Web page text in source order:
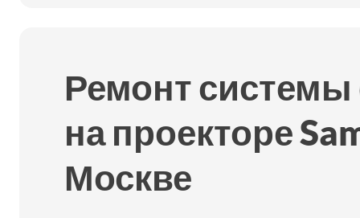
Ремонт
на проекторе
Москве
Ремонт Холодильников
систем